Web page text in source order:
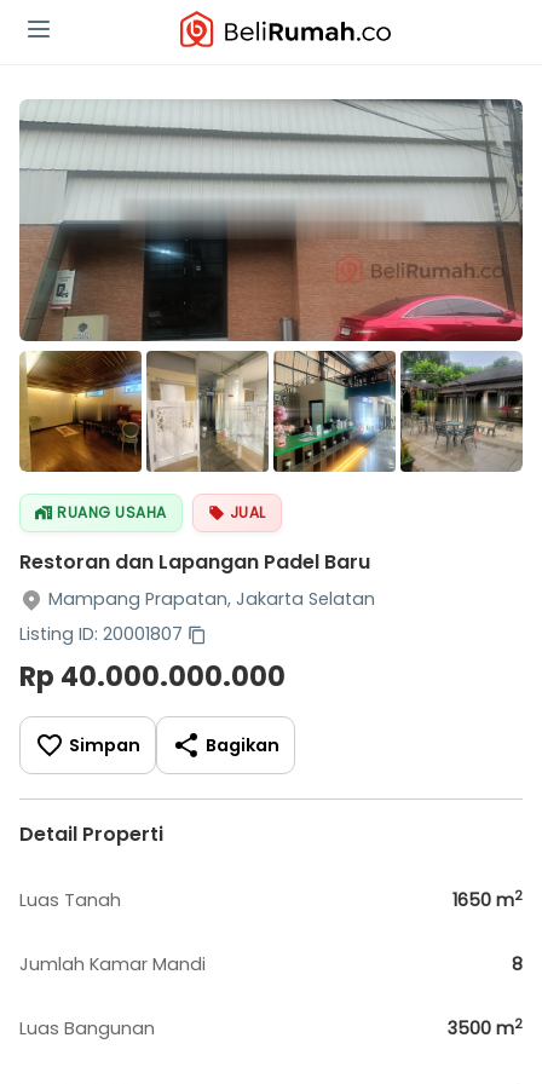
RUANG USAHA JUAL
Restoran dan Lapangan Padel Baru
Mampang Prapatan, Jakarta Selatan
Listing ID: 20001807
Rp 40.000.000.000
Simpan Bagikan
Detail Properti
Luas Tanah 1650 m2
Jumlah Kamar Mandi 8
Luas Bangunan 3500 m2